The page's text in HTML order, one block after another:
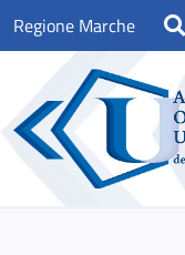
Regione Marche